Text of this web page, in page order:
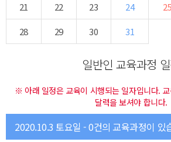
21
22 23 24 25
28
29 30 31
일반인 교육과정
※ 아래 일정은 교육이 시행되는 일자입니다.
달력을 보셔야 합니다.
2020.10.3 토요일 - 0건의 교육과정이 있